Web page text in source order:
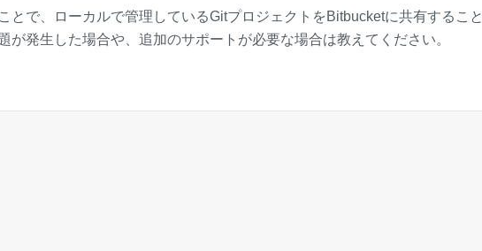
とで、ローカルで管理しているGitプロジェクトをBitbucketに共有すること
が発生した場合や、追加のサポートが必要な場合は教えてください。